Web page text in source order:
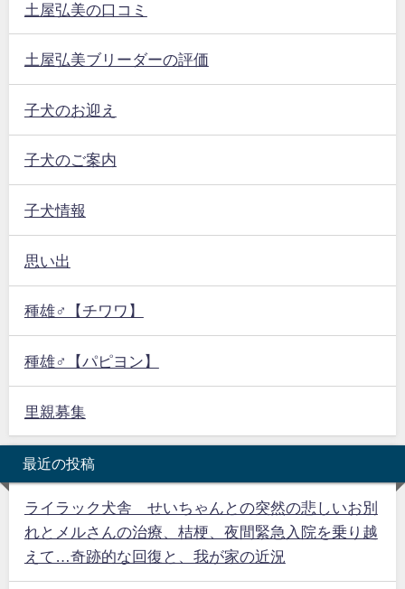
土屋弘美の口コミ
土屋弘美ブリーダーの評価
子犬のお迎え
子犬のご案内
子犬情報
思い出
種雄♂【チワワ】
種雄♂【パピヨン】
里親募集
最近の投稿
ライラック犬舎 せいちゃんとの突然の悲しいお別
れとメルさんの治療、桔梗、夜間緊急入院を乗り越
えて…奇跡的な回復と、我が家の近況